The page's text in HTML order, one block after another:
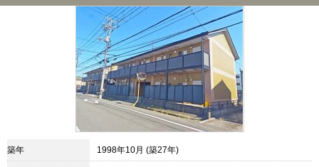
築年 1998年10月 (築27年)